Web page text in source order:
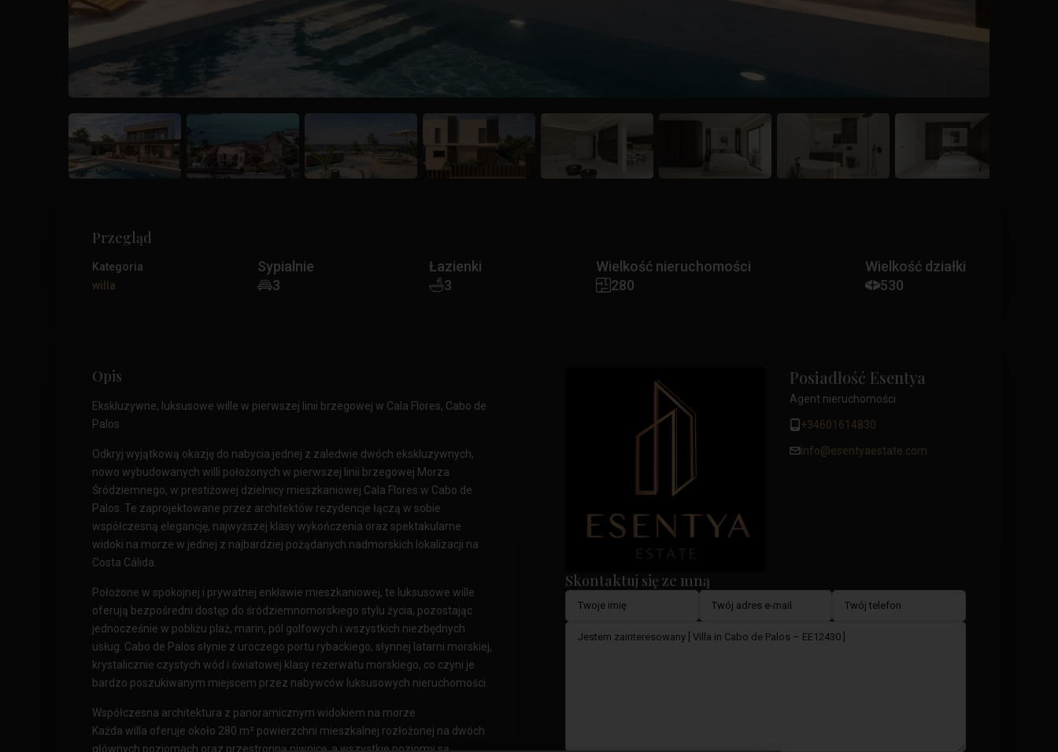
Przegląd
Kategoria
willa
Sypialnie
3
Łazienki
3
Wielkość nieruchomości
280
Wielkość działki
530
Opis
Ekskluzywne, luksusowe wille w pierwszej linii brzegowej w Cala Flores, Cabo de
Palos
Odkryj wyjątkową okazję do nabycia jednej z zaledwie dwóch ekskluzywnych,
nowo wybudowanych willi położonych w pierwszej linii brzegowej Morza
Śródziemnego, w prestiżowej dzielnicy mieszkaniowej Cala Flores w Cabo de
Palos. Te zaprojektowane przez architektów rezydencje łączą w sobie
współczesną elegancję, najwyższej klasy wykończenia oraz spektakularne
widoki na morze w jednej z najbardziej pożądanych nadmorskich lokalizacji na
Costa Cálida.
Położone w spokojnej i prywatnej enklawie mieszkaniowej, te luksusowe wille
oferują bezpośredni dostęp do śródziemnomorskiego stylu życia, pozostając
jednocześnie w pobliżu plaż, marin, pól golfowych i wszystkich niezbędnych
usług. Cabo de Palos słynie z uroczego portu rybackiego, słynnej latarni morskiej,
krystalicznie czystych wód i światowej klasy rezerwatu morskiego, co czyni je
bardzo poszukiwanym miejscem przez nabywców luksusowych nieruchomości.
Współczesna architektura z panoramicznym widokiem na morze
Każda willa oferuje około 280 m² powierzchni mieszkalnej rozłożonej na dwóch
głównych poziomach oraz przestronną piwnicę, a wszystkie poziomy są
Posiadłość Esentya
Agent nieruchomości
+34601614830
info@esentyaestate.com
Skontaktuj się ze mną